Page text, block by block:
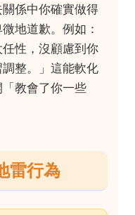
係中你確實做得
地道歉。例如：
任性，沒顧慮到你
整。」這能軟化
教會了你一些
雷行為